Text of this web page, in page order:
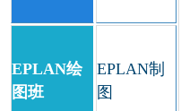
EPLAN绘
图班
EPLAN制
图